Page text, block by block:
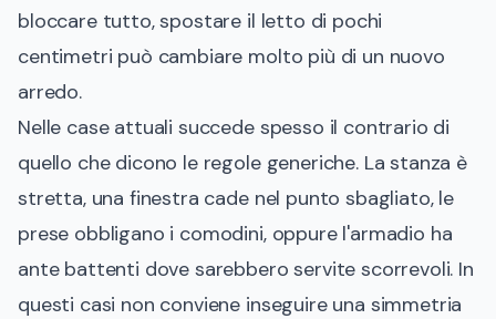
bloccare tutto, spostare il letto di pochi
centimetri può cambiare molto più di un nuovo
arredo.
Nelle case attuali succede spesso il contrario di
quello che dicono le regole generiche. La stanza è
stretta, una finestra cade nel punto sbagliato, le
prese obbligano i comodini, oppure l'armadio ha
ante battenti dove sarebbero servite scorrevoli. In
questi casi non conviene inseguire una simmetria